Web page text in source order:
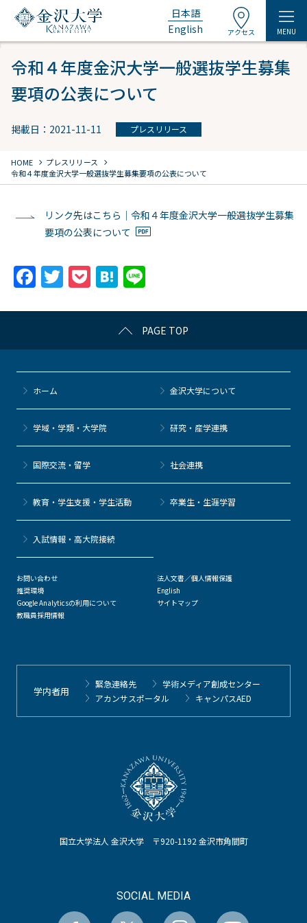
日本語
English
アクセス MENU
令和４年度金沢大学一般選抜学生募集
要項の公表について
掲載日：2021-11-11 プレスリリース
HOME chevron_right プレスリリース chevron_right
令和４年度金沢大学一般選抜学生募集要項の公表について
リンク先はこちら｜令和４年度金沢大学一般選抜学生募集
要項の公表について
F
c
e
b
o
o
k
T
itt
er
P
c
k
et
H
e
n
a
e
PAGE TOP
国立大学法人 金沢大学 〒920-1192 金沢市角間町
SOCIAL MEDIA
ホーム 金沢大学について
学域・学類・大学院 研究・産学連携
国際交流・留学 社会連携
教育・学生支援・学生活動 卒業生・生涯学習
⼊試情報・高大院接続
お問い合わせ
推奨環境
Google Analyticsの利用について
教職員採用情報
法人文書／個人情報保護
English
サイトマップ
学内者用
緊急連絡先
学術メディア創成センター
アカンサスポータル
キャンパスAED